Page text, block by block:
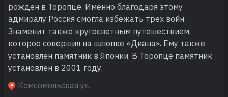
рожден в Торопце. Именно благодаря этому
адмиралу Россия смогла избежать трех войн.
Знаменит также кругосветным путешествием,
которое совершил на шлюпке «Диана». Ему также
установлен памятник в Японии. В Торопце памятник
установлен в 2001 году.
Комсомольская ул.